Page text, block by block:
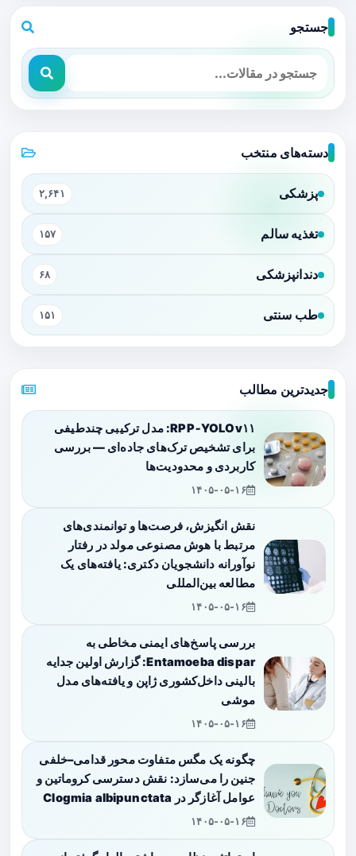
جستجو
دسته‌های منتخب
پزشکی ۲,۶۴۱
تغذیه سالم ۱۵۷
دندانپزشکی ۶۸
طب سنتی ۱۵۱
جدیدترین مطالب
RPP‑YOLOv۱۱: مدل ترکیبی چندطیفی
برای تشخیص ترک‌های جاده‌ای — بررسی
کاربردی و محدودیت‌ها
۱۴۰۵-۰۵-۱۶
نقش انگیزش، فرصت‌ها و توانمندی‌های
مرتبط با هوش مصنوعی مولد در رفتار
نوآورانه دانشجویان دکتری: یافته‌های یک
مطالعه بین‌المللی
۱۴۰۵-۰۵-۱۶
بررسی پاسخ‌های ایمنی مخاطی به
Entamoeba dispar: گزارش اولین جدایه
بالینی داخل‌کشوری ژاپن و یافته‌های مدل
موشی
۱۴۰۵-۰۵-۱۶
چگونه یک مگس متفاوت محور قدامی–خلفی
جنین را می‌سازد: نقش دسترسی کروماتین و
عوامل آغازگر در Clogmia albipunctata
۱۴۰۵-۰۵-۱۶